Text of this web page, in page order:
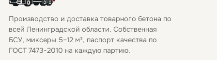
Производство и доставка товарного бетона по
всей Ленинградской области. Собственная
БСУ, миксеры 5–12 м³, паспорт качества по
ГОСТ 7473-2010 на каждую партию.